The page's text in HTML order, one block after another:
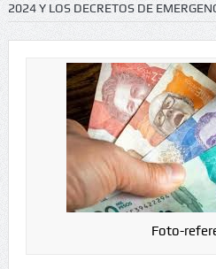
2024 Y LOS DECRETOS DE
Foto-